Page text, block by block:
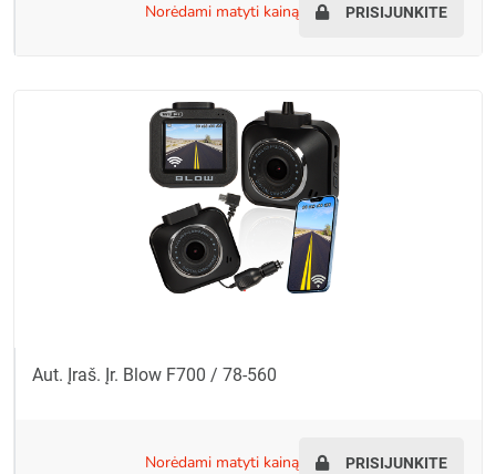
norėdami matyti kainą PRISIJUNKITE
Aut. Įraš. Įr. Blow F700 / 78-560
norėdami matyti kainą PRISIJUNKITE